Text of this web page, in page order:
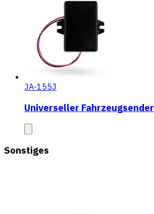
JA-155J
Universeller Fahrzeugsender
Sonstiges